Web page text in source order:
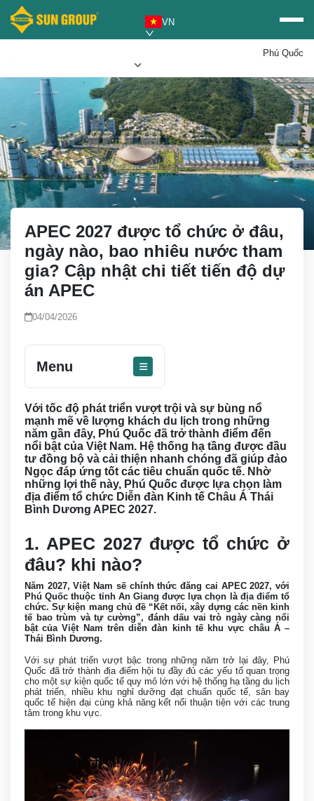
VN
Phú Quốc
Mua vé Sun PhuQuoc
Airways
Ưu đãi Sun World
APEC 2027 được tổ chức ở đâu,
ngày nào, bao nhiêu nước tham
gia? Cập nhật chi tiết tiến độ dự
án APEC
04/04/2026
Menu
Với tốc độ phát triển vượt trội và sự bùng nổ
mạnh mẽ về lượng khách du lịch trong những
năm gần đây, Phú Quốc đã trở thành điểm đến
nổi bật của Việt Nam. Hệ thống hạ tầng được đầu
tư đồng bộ và cải thiện nhanh chóng đã giúp đảo
Ngọc đáp ứng tốt các tiêu chuẩn quốc tế. Nhờ
những lợi thế này, Phú Quốc được lựa chọn làm
địa điểm tổ chức Diễn đàn Kinh tế Châu Á Thái
Bình Dương APEC 2027.
1. APEC 2027 được tổ chức ở
đâu? khi nào?
Năm 2027, Việt Nam sẽ chính thức đăng cai APEC 2027, với
Phú Quốc thuộc tỉnh An Giang được lựa chọn là địa điểm tổ
chức. Sự kiện mang chủ đề “Kết nối, xây dựng các nền kinh
tế bao trùm và tự cường”, đánh dấu vai trò ngày càng nổi
bật của Việt Nam trên diễn đàn kinh tế khu vực châu Á –
Thái Bình Dương.
Với sự phát triển vượt bậc trong những năm trở lại đây, Phú
Quốc đã trở thành địa điểm hội tụ đầy đủ các yếu tố quan trọng
cho một sự kiện quốc tế quy mô lớn với hệ thống hạ tầng du lịch
phát triển, nhiều khu nghỉ dưỡng đạt chuẩn quốc tế, sân bay
quốc tế hiện đại cùng khả năng kết nối thuận tiện với các trung
tâm trong khu vực.